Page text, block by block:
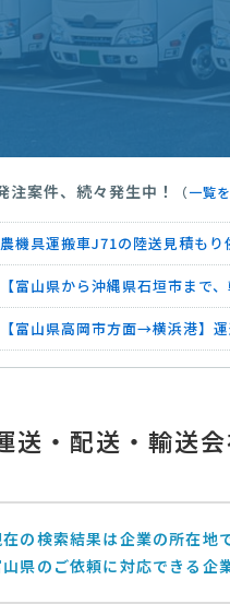
注案件、続々発生中！ （一覧
【中古車移送(富山県富山市～熊
【富山のマリーナから千葉のマ
【小型グランドピアノ・富山県
運送・配送・輸送の見積もり依頼
運送・配送・輸送の見積もり依頼
【飲食イベントで使用の10ｔ冷
農機具運搬車J71の陸送見積もり
【富山県から沖縄県石垣市まで
【富山県高岡市方面→横浜港】
【中古車移送(富山県富山市～熊
【富山のマリーナから千葉のマ
送・配送・輸送
の検索結果は企業の所在地
山県のご依頼に対応できる企